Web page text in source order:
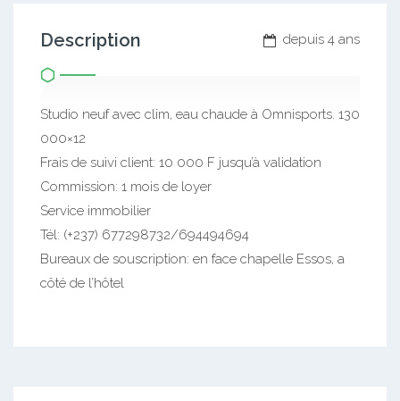
depuis 4 ans
Description
Studio neuf avec clim, eau chaude à Omnisports. 130
000×12
Frais de suivi client: 10 000 F jusqu’à validation
Commission: 1 mois de loyer
Service immobilier
Tél: (+237) 677298732/694494694
Bureaux de souscription: en face chapelle Essos, a
côté de l’hôtel